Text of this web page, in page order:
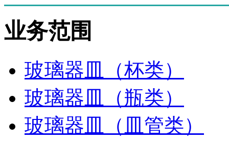
业务范围
玻璃器皿（杯类）
玻璃器皿（瓶类）
玻璃器皿（皿管类）